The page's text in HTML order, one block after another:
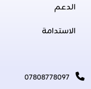
الدعم
الاستدامة
07808778097